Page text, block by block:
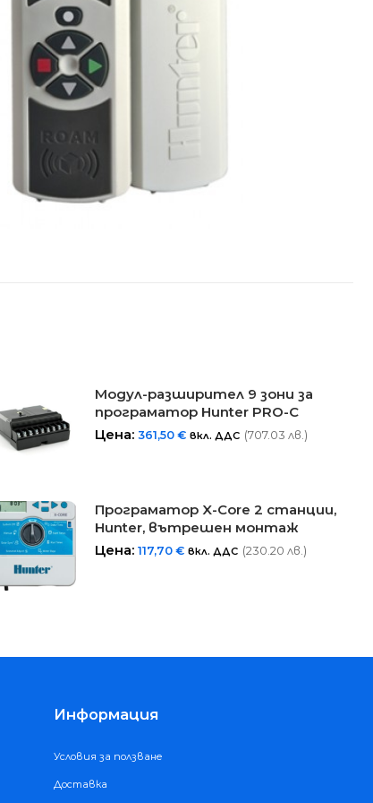
Модул-разширител 9 зони за
програматор Hunter PRO-C
Цена: 361,50 € вкл. ДДС (707.03 лв.)
Програматор X-Core 2 станции,
Hunter, вътрешен монтаж
Цена: 117,70 € вкл. ДДС (230.20 лв.)
Информация
Условия за ползване
Доставка